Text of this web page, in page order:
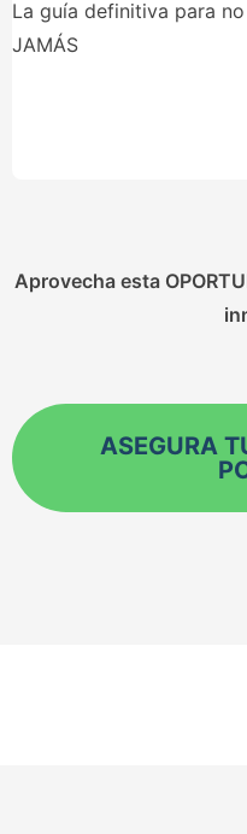
La guía definitiva para
JAMÁS
Aprovecha esta
ASEGURA